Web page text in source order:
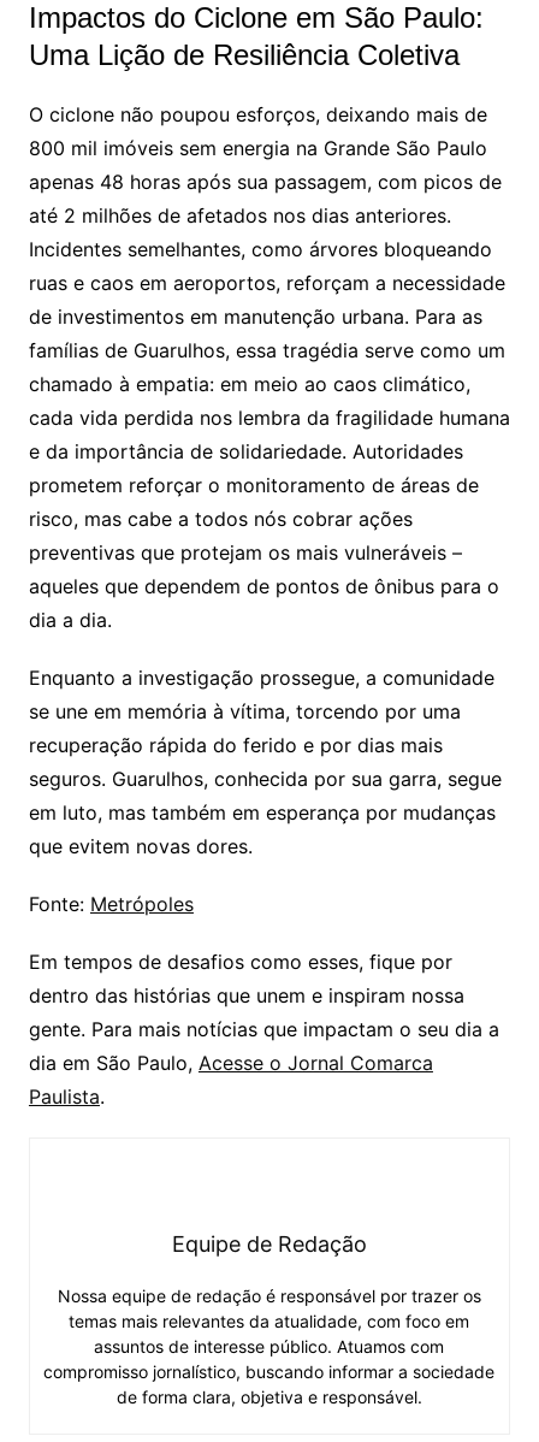
Impactos do Ciclone em São Paulo:
Uma Lição de Resiliência Coletiva
O ciclone não poupou esforços, deixando mais de
800 mil imóveis sem energia na Grande São Paulo
apenas 48 horas após sua passagem, com picos de
até 2 milhões de afetados nos dias anteriores.
Incidentes semelhantes, como árvores bloqueando
ruas e caos em aeroportos, reforçam a necessidade
de investimentos em manutenção urbana. Para as
famílias de Guarulhos, essa tragédia serve como um
chamado à empatia: em meio ao caos climático,
cada vida perdida nos lembra da fragilidade humana
e da importância de solidariedade. Autoridades
prometem reforçar o monitoramento de áreas de
risco, mas cabe a todos nós cobrar ações
preventivas que protejam os mais vulneráveis –
aqueles que dependem de pontos de ônibus para o
dia a dia.
Enquanto a investigação prossegue, a comunidade
se une em memória à vítima, torcendo por uma
recuperação rápida do ferido e por dias mais
seguros. Guarulhos, conhecida por sua garra, segue
em luto, mas também em esperança por mudanças
que evitem novas dores.
Fonte: Metrópoles
Em tempos de desafios como esses, fique por
dentro das histórias que unem e inspiram nossa
gente. Para mais notícias que impactam o seu dia a
dia em São Paulo, Acesse o Jornal Comarca
Paulista.
Equipe de Redação
Nossa equipe de redação é responsável por trazer os
temas mais relevantes da atualidade, com foco em
assuntos de interesse público. Atuamos com
compromisso jornalístico, buscando informar a sociedade
de forma clara, objetiva e responsável.